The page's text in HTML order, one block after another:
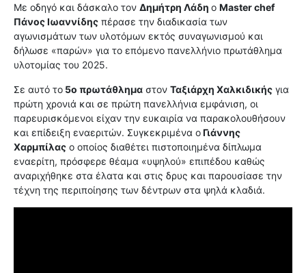
Με οδηγό και δάσκαλο τον Δημήτρη Λάδη ο Master chef
Πάνος Ιωαννίδης πέρασε την διαδικασία των
αγωνισμάτων των υλοτόμων εκτός συναγωνισμού και
δήλωσε «παρών» για το επόμενο πανελλήνιο πρωτάθλημα
υλοτομίας του 2025.
Σε αυτό το 5ο πρωτάθλημα στον Ταξιάρχη Χαλκιδικής για
πρώτη χρονιά και σε πρώτη πανελλήνια εμφάνιση, οι
παρευρισκόμενοι είχαν την ευκαιρία να παρακολουθήσουν
και επίδειξη εναεριτών. Συγκεκριμένα οΓιάννης
Χαρμπίλας ο οποίος διαθέτει πιστοποιημένα δίπλωμα
εναερίτη, πρόσφερε θέαμα «υψηλού» επιπέδου καθώς
αναριχήθηκε στα έλατα και στις δρυς και παρουσίασε την
τέχνη της περιποίησης των δέντρων στα ψηλά κλαδιά.